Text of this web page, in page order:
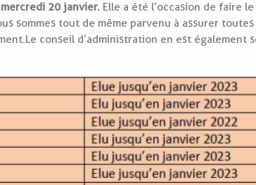
mercredi 20 janvier. Elle a été l’occasion de faire le
sommes tout de même parvenu à assurer toutes
Le conseil d’administration en est également